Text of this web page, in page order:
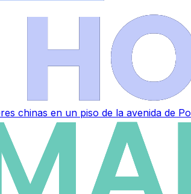
chinas en un piso de la avenida de